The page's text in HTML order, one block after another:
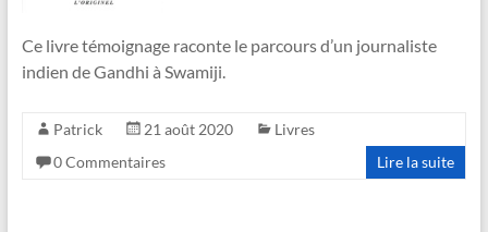
Ce livre témoignage raconte le parcours d’un journaliste
indien de Gandhi à Swamiji.
Patrick 21 août 2020
Livres
0 Commentaires
Lire la suite